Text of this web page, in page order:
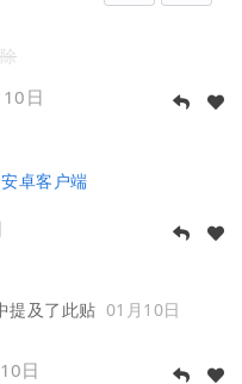
日
安卓客户端
提及了此贴 01月10日
日